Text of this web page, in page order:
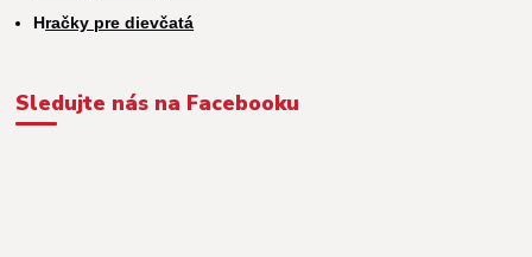
Hračky pre dievčatá
Sledujte nás na Facebooku